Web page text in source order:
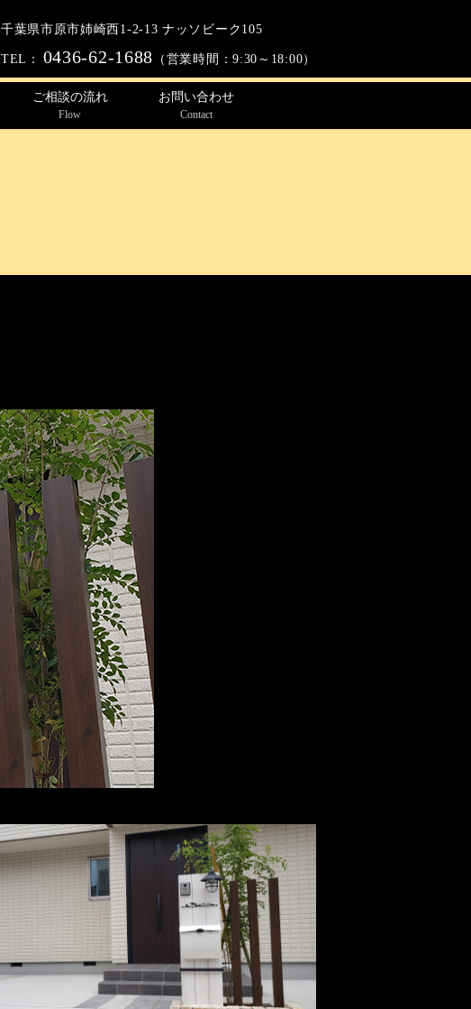
千葉県市原市姉崎西1-2-13 ナッソビーク105
TEL： 0436-62-1688 （営業時間：9:30～18:00）
ご相談の流れ
Flow
お問い合わせ
Contact